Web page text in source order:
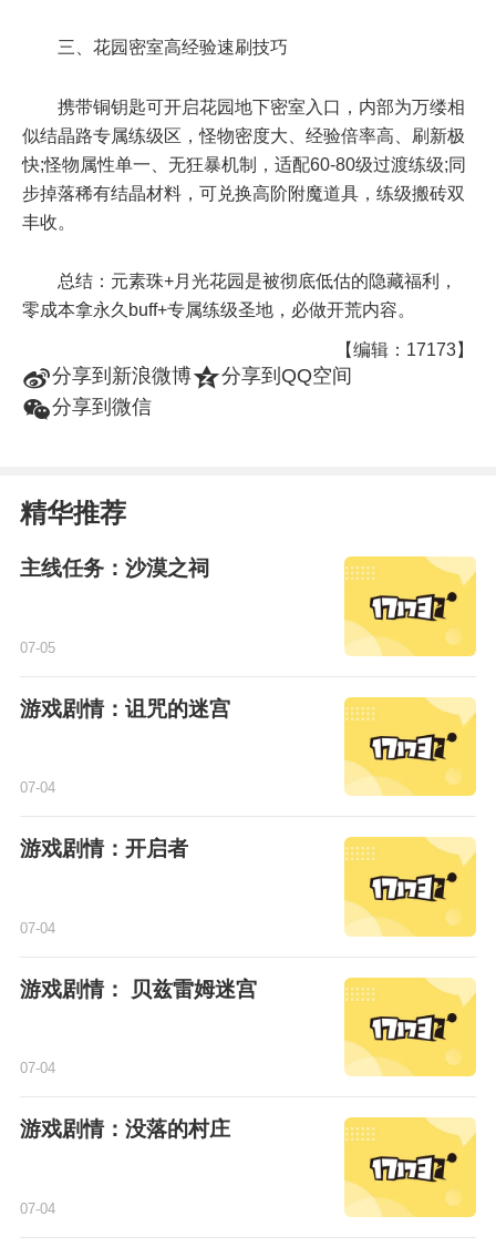
三、花园密室高经验速刷技巧
携带铜钥匙可开启花园地下密室入口，内部为万缕相
似结晶路专属练级区，怪物密度大、经验倍率高、刷新极
快;怪物属性单一、无狂暴机制，适配60-80级过渡练级;同
步掉落稀有结晶材料，可兑换高阶附魔道具，练级搬砖双
丰收。
总结：元素珠+月光花园是被彻底低估的隐藏福利，
零成本拿永久buff+专属练级圣地，必做开荒内容。
【编辑：17173】
t分享到新浪微博z分享到QQ空间
w分享到微信
精华推荐
主线任务：沙漠之祠
07-05
游戏剧情：诅咒的迷宫
07-04
游戏剧情：开启者
07-04
游戏剧情： 贝兹雷姆迷宫
07-04
游戏剧情：没落的村庄
07-04